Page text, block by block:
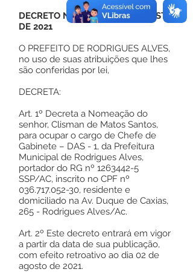
DECRETO Nº 124, DE 02 DE AGOSTO
DE 2021
O PREFEITO DE RODRIGUES ALVES,
no uso de suas atribuições que lhes
são conferidas por lei,
DECRETA:
Art. 1º Decreta a Nomeação do
senhor, Clisman de Matos Santos,
para ocupar o cargo de Chefe de
Gabinete – DAS - 1, da Prefeitura
Municipal de Rodrigues Alves,
portador do RG nº 1263442-5
SSP/AC, inscrito no CPF nº
036.717.052-30, residente e
domiciliado na Av. Duque de Caxias,
265 - Rodrigues Alves/Ac.
Art. 2º Este decreto entrará em vigor
a partir da data de sua publicação,
com efeito retroativo ao dia 02 de
agosto de 2021.